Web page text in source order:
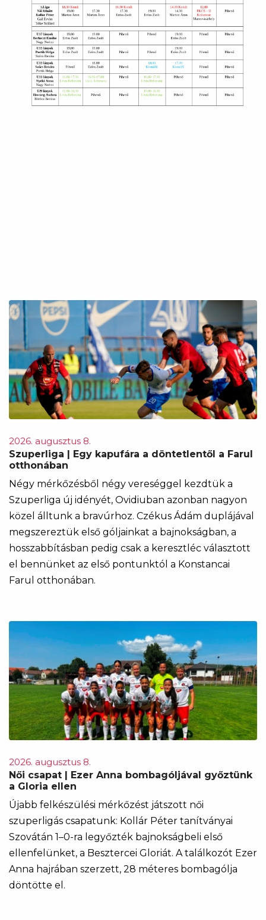
2026. augusztus 8.
Szuperliga | Egy kapufára a döntetlentől a Farul
otthonában
Négy mérkőzésből négy vereséggel kezdtük a
Szuperliga új idényét, Ovidiuban azonban nagyon
közel álltunk a bravúrhoz. Czékus Ádám duplájával
megszereztük első góljainkat a bajnokságban, a
hosszabbításban pedig csak a keresztléc választott
el bennünket az első pontunktól a Konstancai
Farul otthonában.
2026. augusztus 8.
Női csapat | Ezer Anna bombagóljával győztünk
a Gloria ellen
Újabb felkészülési mérkőzést játszott női
szuperligás csapatunk: Kollár Péter tanítványai
Szovátán 1–0-ra legyőzték bajnokságbeli első
ellenfelünket, a Besztercei Gloriát. A találkozót Ezer
Anna hajrában szerzett, 28 méteres bombagólja
döntötte el.